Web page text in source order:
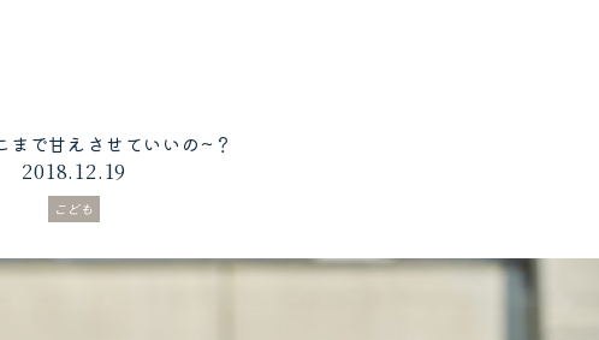
まで甘えさせていいの~？
2018.12.19
こども